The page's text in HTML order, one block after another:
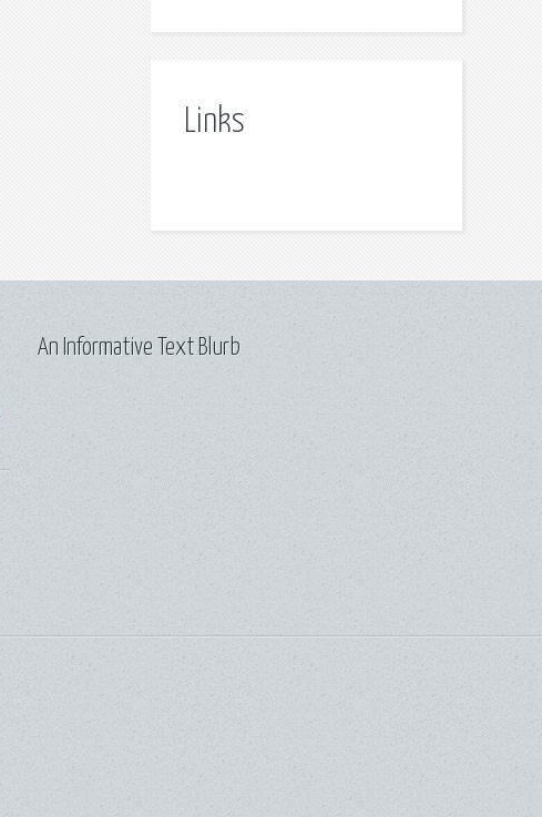
Links
An Informative Text Blurb